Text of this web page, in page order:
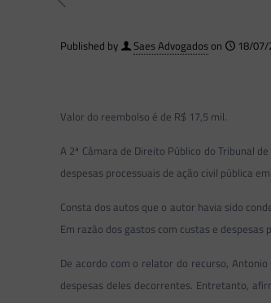
Published by Saes Advogadoson 18/07/
Valor do reembolso é de R$ 17,5 mil.
A 2ª Câmara de Direito Público do Tribunal
despesas processuais de ação civil pública
Consta dos autos que o autor havia sido
Em razão dos gastos com custas e
De acordo com o relator do recurso,
despesas deles decorrentes. Entretanto,